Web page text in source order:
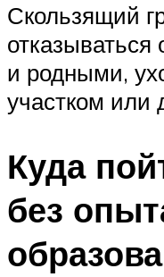
Скользящий
отказываться
и родными,
участком или
Куда
без